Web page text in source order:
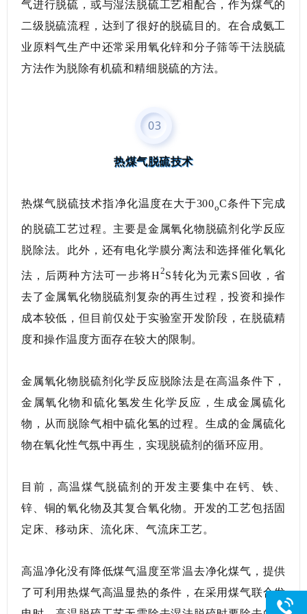
气进行脱硫，或与湿法脱硫工艺相配合，作为煤气的
二级脱硫流程，达到了很好的脱硫目的。在合成氨工
业原料气生产中还常采用氧化锌和分子筛等干法脱硫
方法作为脱除有机硫和精细脱硫的方法。
03
热煤气脱硫技术
热煤气脱硫技术指净化温度在大于300oC条件下完成
的脱硫工艺过程。主要是金属氧化物脱硫剂化学反应
脱除法。此外，还有电化学膜分离法和选择催化氧化
法，后两种方法可一步将H2S转化为元素S回收，省
去了金属氧化物脱硫剂复杂的再生过程，投资和操作
成本较低，但目前仅处于实验室开发阶段，在脱硫精
度和操作温度方面存在较大的限制。
金属氧化物脱硫剂化学反应脱除法是在高温条件下，
金属氧化物和硫化氢发生化学反应，生成金属硫化
物，从而脱除气相中硫化氢的过程。生成的金属硫化
物在氧化性气氛中再生，实现脱硫剂的循环应用。
目前，高温煤气脱硫剂的开发主要集中在钙、铁、
锌、铜的氧化物及其复合氧化物。开发的工艺包括固
定床、移动床、流化床、气流床工艺。
高温净化没有降低煤气温度至常温去净化煤气，提供
了可利用热煤气高温显热的条件，在采用煤气联合发